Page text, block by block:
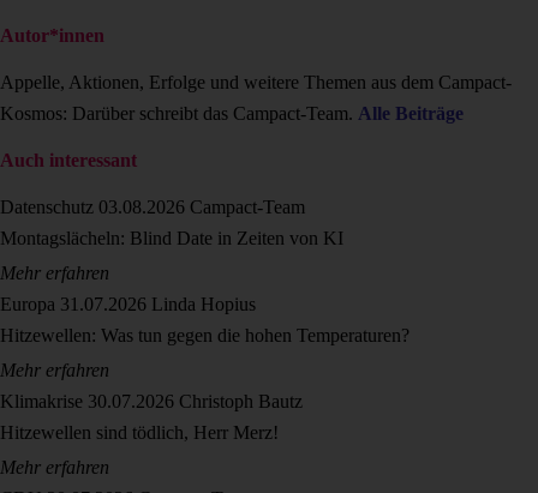
Autor*innen
Appelle, Aktionen, Erfolge und weitere Themen aus dem Campact-
Kosmos: Darüber schreibt das Campact-Team. Alle Beiträge
Auch interessant
Datenschutz 03.08.2026 Campact-Team
Montagslächeln: Blind Date in Zeiten von KI
Mehr erfahren
Europa 31.07.2026 Linda Hopius
Hitzewellen: Was tun gegen die hohen Temperaturen?
Mehr erfahren
Klimakrise 30.07.2026 Christoph Bautz
Hitzewellen sind tödlich, Herr Merz!
Mehr erfahren